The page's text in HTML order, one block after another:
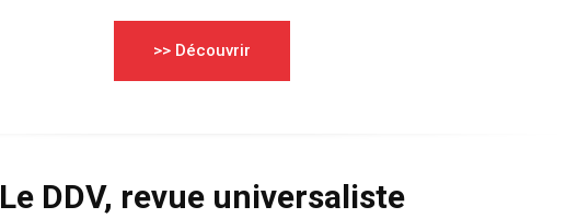
>> Découvrir
Le DDV, revue universaliste